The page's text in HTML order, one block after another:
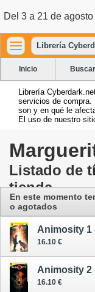
Del 3 a 21 de
Librería
Inicio Buscar
Librería
servicios de compra.
son y en qué le
El uso de nuestro
Listado de
tienda
En este momento
o agotados
Animosity 1
16.10 €
Animosity 2
16.10 €